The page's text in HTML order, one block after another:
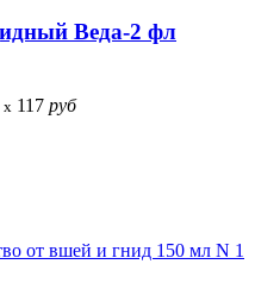
Веда-2 фл
x 117 руб